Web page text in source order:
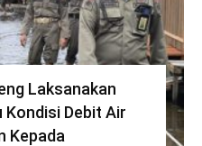
Laksanakan
Debit Air
Kepada